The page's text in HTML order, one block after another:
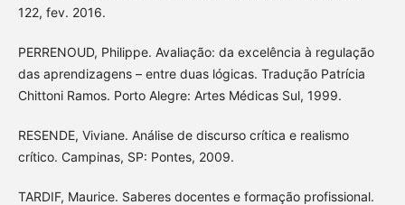
122, fev. 2016.
PERRENOUD, Philippe. Avaliação: da excelência à regulação
das aprendizagens – entre duas lógicas. Tradução Patrícia
Chittoni Ramos. Porto Alegre: Artes Médicas Sul, 1999.
RESENDE, Viviane. Análise de discurso crítica e realismo
crítico. Campinas, SP: Pontes, 2009.
TARDIF, Maurice. Saberes docentes e formação profissional.